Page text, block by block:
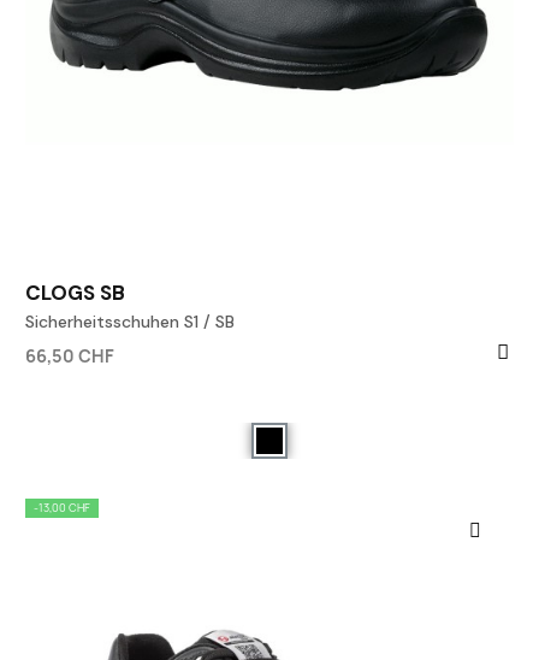
CLOGS SB
Sicherheitsschuhen S1 / SB
66,50 CHF
-13,00 CHF